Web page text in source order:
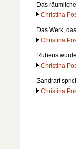
Das
Christina
Das Werk,
Christina
Rubens
Christina
Sandrart
Christina